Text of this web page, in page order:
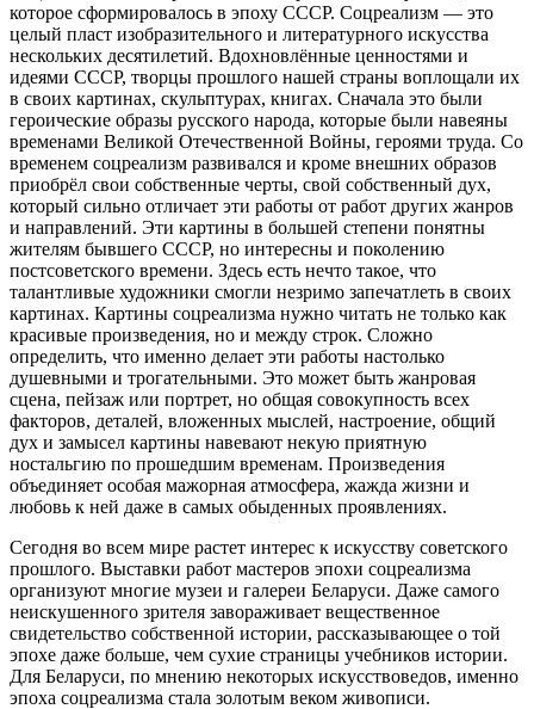
которое сформировалось в эпоху СССР. Соцреализм — это
целый пласт изобразительного и литературного искусства
нескольких десятилетий. Вдохновлённые ценностями и
идеями СССР, творцы прошлого нашей страны воплощали их
в своих картинах, скульптурах, книгах. Сначала это были
героические образы русского народа, которые были навеяны
временами Великой Отечественной Войны, героями труда. Со
временем соцреализм развивался и кроме внешних образов
приобрёл свои собственные черты, свой собственный дух,
который сильно отличает эти работы от работ других жанров
и направлений. Эти картины в большей степени понятны
жителям бывшего СССР, но интересны и поколению
постсоветского времени. Здесь есть нечто такое, что
талантливые художники смогли незримо запечатлеть в своих
картинах. Картины соцреализма нужно читать не только как
красивые произведения, но и между строк. Сложно
определить, что именно делает эти работы настолько
душевными и трогательными. Это может быть жанровая
сцена, пейзаж или портрет, но общая совокупность всех
факторов, деталей, вложенных мыслей, настроение, общий
дух и замысел картины навевают некую приятную
ностальгию по прошедшим временам. Произведения
объединяет особая мажорная атмосфера, жажда жизни и
любовь к ней даже в самых обыденных проявлениях.
Сегодня во всем мире растет интерес к искусству советского
прошлого. Выставки работ мастеров эпохи соцреализма
организуют многие музеи и галереи Беларуси. Даже самого
неискушенного зрителя завораживает вещественное
свидетельство собственной истории, рассказывающее о той
эпохе даже больше, чем сухие страницы учебников истории.
Для Беларуси, по мнению некоторых искусствоведов, именно
эпоха соцреализма стала золотым веком живописи.